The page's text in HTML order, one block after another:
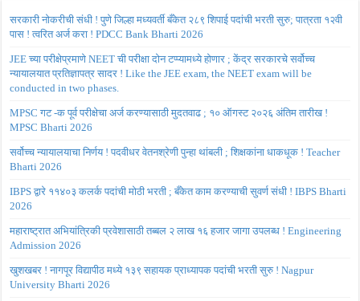
सरकारी नोकरीची संधी ! पुणे जिल्हा मध्यवर्ती बँकेत २८९ शिपाई पदांची भरती सुरु; पात्रता १२वी
पास ! त्वरित अर्ज करा ! PDCC Bank Bharti 2026
JEE च्या परीक्षेप्रमाणे NEET ची परीक्षा दोन टप्प्यामध्ये होणार ; केंद्र सरकारचे सर्वोच्च
न्यायालयात प्रतिज्ञापत्र सादर ! Like the JEE exam, the NEET exam will be
conducted in two phases.
MPSC गट -क पूर्व परीक्षेचा अर्ज करण्यासाठी मुदतवाढ ; १० ऑगस्ट २०२६ अंतिम तारीख !
MPSC Bharti 2026
सर्वोच्च न्यायालयाचा निर्णय ! पदवीधर वेतनश्रेणी पुन्हा थांबली ; शिक्षकांना धाकधूक ! Teacher
Bharti 2026
IBPS द्वारे ११४०३ कलर्क पदांची मोठी भरती ; बँकेत काम करण्याची सुवर्ण संधी ! IBPS Bharti
2026
महाराष्ट्रात अभियांत्रिकी प्रवेशासाठी तब्बल २ लाख १६ हजार जागा उपलब्ध ! Engineering
Admission 2026
खुशखबर ! नागपूर विद्यापीठ मध्ये १३९ सहायक प्राध्यापक पदांची भरती सुरु ! Nagpur
University Bharti 2026